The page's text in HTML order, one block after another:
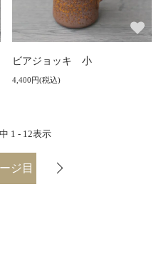
ビアジョッキ 小
4,400円(税込)
1 - 12表示
ジ目